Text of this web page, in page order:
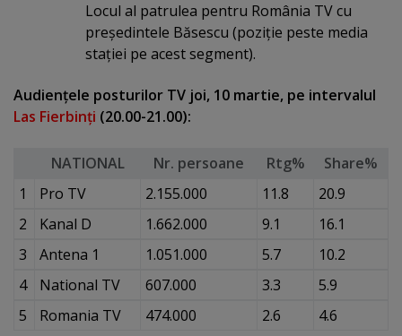
Locul al patrulea pentru România TV cu
preşedintele Băsescu (poziţie peste media
staţiei pe acest segment).
Audienţele posturilor TV joi, 10 martie, pe intervalul
Las Fierbinţi (20.00-21.00):
NATIONAL Nr. persoane Rtg%
Share%
1
Pro TV 2.155.000 11.8
20.9
2
Kanal D 1.662.000 9.1
16.1
3
Antena 1 1.051.000 5.7
10.2
4
National TV 607.000 3.3
5.9
5
Romania TV 474.000 2.6 4.6